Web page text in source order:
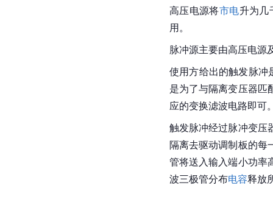
高压电源将市电升为几
用。
脉冲源主要由高压电源
使用方给出的触发脉冲
是为了与隔离变压器匹
应的变换滤波电路即可
触发脉冲经过脉冲变压
隔离去驱动调制板的每
管将送入输入端小功率
波三极管分布电容释放